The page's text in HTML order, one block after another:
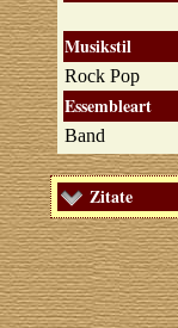
Musikstil
Rock Pop
Essembleart
Band
Zitate